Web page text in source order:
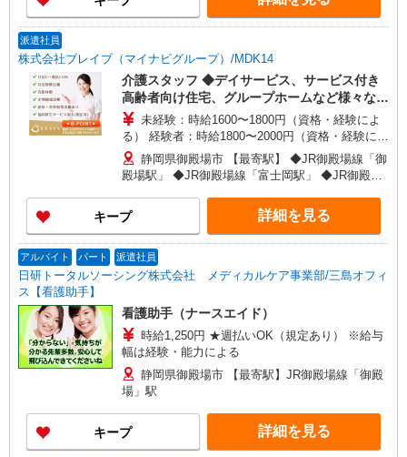
派遣社員
株式会社ブレイブ（マイナビグループ）/MDK14
介護スタッフ ◆デイサービス、サービス付き
高齢者向け住宅、グループホームなど様々な勤
務先から選べます。
未経験：時給1600〜1800円（資格・経験によ
る） 経験者：時給1800〜2000円（資格・経験によ
る） ◎月収例 時給2000円×1日8時間×22日（週5
日）＝35万2000円 ◆昇給あり ◆支払い方法 ※日
払い/週払い/月払い対応も可能です。詳しくは面談
時にご相談ください。 ◆交通費：別途全額支給 ※
当社規定あり
静岡県御殿場市 【最寄駅】 ◆JR御殿場線「御
殿場駅」 ◆JR御殿場線「富士岡駅」 ◆JR御殿場
ります！
キープ 詳細を見る
アルバイト パート 派遣社員
日研トータルソーシング株式会社 メディカルケア事業部/三島オフィ
ス【看護助手】
看護助手（ナースエイド）
時給1,250円 ★週払いOK（規定あり） ※給与
幅は経験・能力による
静岡県御殿場市 【最寄駅】JR御殿場線「御殿
場」駅
キープ 詳細を見る